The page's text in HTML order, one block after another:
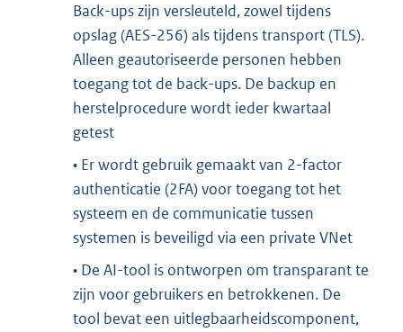
Back-ups zijn versleuteld, zowel tijdens
opslag (AES-256) als tijdens transport (TLS).
Alleen geautoriseerde personen hebben
toegang tot de back-ups. De backup en
herstelprocedure wordt ieder kwartaal
getest
• Er wordt gebruik gemaakt van 2-factor
authenticatie (2FA) voor toegang tot het
systeem en de communicatie tussen
systemen is beveiligd via een private VNet
• De AI-tool is ontworpen om transparant te
zijn voor gebruikers en betrokkenen. De
tool bevat een uitlegbaarheidscomponent,